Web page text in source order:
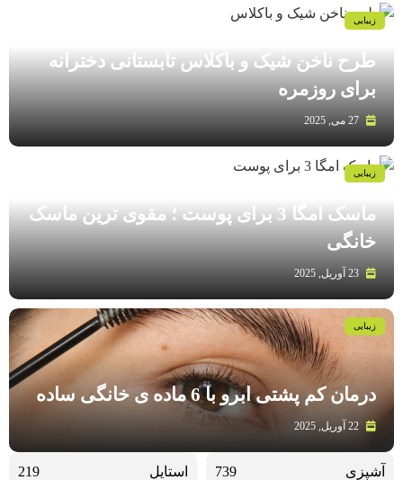
طرح ناخن شیک و باکلاس تابستانی دخترانه
برای روزمره
زیبایی
ماسک امگا 3 برای پوست ؛ مقوی ترین ماسک
خانگی
زیبایی
درمان کم پشتی ابرو با 6 ماده ی خانگی ساده
زیبایی
آشپزی 739 استایل 219